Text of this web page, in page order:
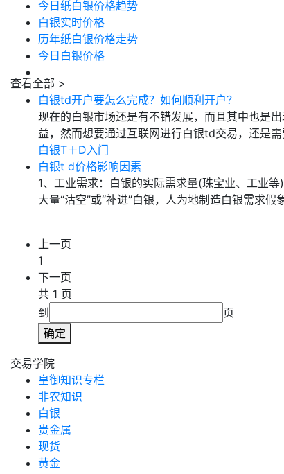
今日纸白银价格趋势
白银实时价格
历年纸白银价格走势
今日白银价格
查看全部 >
白银td开户要怎么完成？如何顺利开户？
现在的白银市场还是有不错发展，而且其中也是
益，然而想要通过互联网进行白银td交易，还是
白银T＋D入门
白银t d价格影响因素
1、工业需求：白银的实际需求量(珠宝业、工业
大量“沽空”或“补进”白银，人为地制造白银需求
上一页
1
下一页
共 1 页
到
页
确定
交易学院
皇御知识专栏
非农知识
白银
贵金属
现货
黄金